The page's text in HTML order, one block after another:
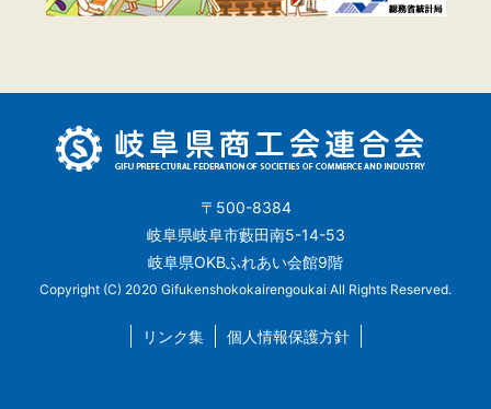
〒500-8384
岐阜県岐阜市藪田南5-14-53
岐阜県OKBふれあい会館9階
Copyright (C) 2020 Gifukenshokokairengoukai All Rights Reserved.
リンク集 個人情報保護方針